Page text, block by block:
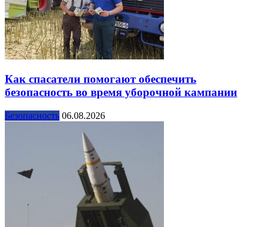
Как спасатели помогают обеспечить
безопасность во время уборочной кампании
Безопасность 06.08.2026